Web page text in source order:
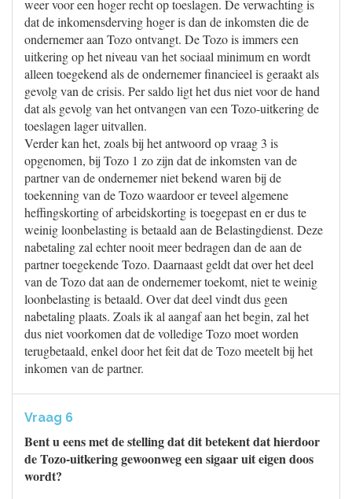
weer voor een hoger recht op toeslagen. De verwachting is
dat de inkomensderving hoger is dan de inkomsten die de
ondernemer aan Tozo ontvangt. De Tozo is immers een
uitkering op het niveau van het sociaal minimum en wordt
alleen toegekend als de ondernemer financieel is geraakt als
gevolg van de crisis. Per saldo ligt het dus niet voor de hand
dat als gevolg van het ontvangen van een Tozo-uitkering de
toeslagen lager uitvallen.
Verder kan het, zoals bij het antwoord op vraag 3 is
opgenomen, bij Tozo 1 zo zijn dat de inkomsten van de
partner van de ondernemer niet bekend waren bij de
toekenning van de Tozo waardoor er teveel algemene
heffingskorting of arbeidskorting is toegepast en er dus te
weinig loonbelasting is betaald aan de Belastingdienst. Deze
nabetaling zal echter nooit meer bedragen dan de aan de
partner toegekende Tozo. Daarnaast geldt dat over het deel
van de Tozo dat aan de ondernemer toekomt, niet te weinig
loonbelasting is betaald. Over dat deel vindt dus geen
nabetaling plaats. Zoals ik al aangaf aan het begin, zal het
dus niet voorkomen dat de volledige Tozo moet worden
terugbetaald, enkel door het feit dat de Tozo meetelt bij het
inkomen van de partner.
Vraag 6
Bent u eens met de stelling dat dit betekent dat hierdoor
de Tozo-uitkering gewoonweg een sigaar uit eigen doos
wordt?